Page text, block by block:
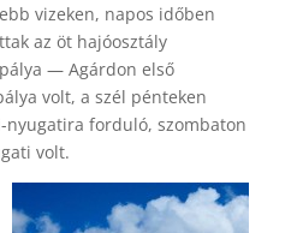
vizeken, napos időben
az öt hajóosztály
— Agárdon első
volt, a szél pénteken
nyugatira forduló, szombaton
volt.